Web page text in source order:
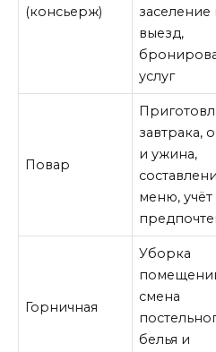
(консьерж)
заселение
выезд,
услуг
Повар
завтрака,
и ужина,
меню, учёт
Горничная
Уборка
смена
белья и